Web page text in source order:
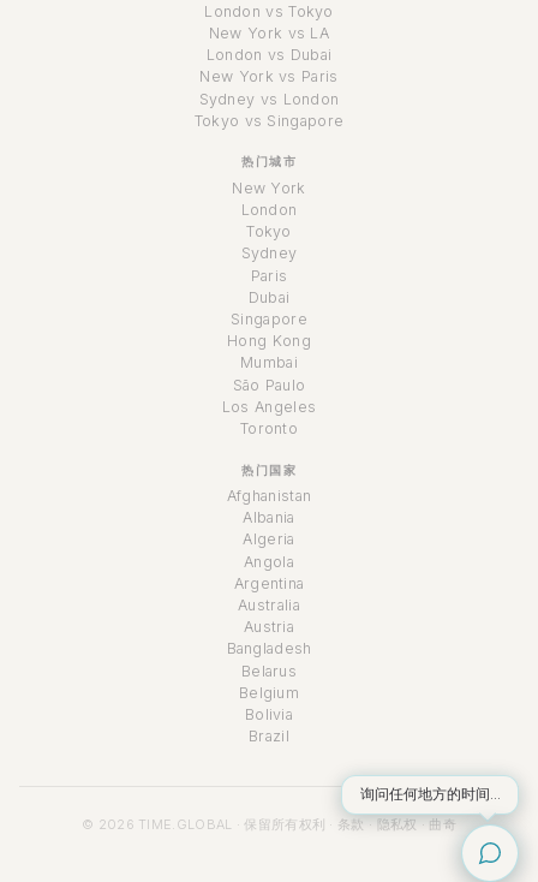
London vs Tokyo
New York vs LA
London vs Dubai
New York vs Paris
Sydney vs London
Tokyo vs Singapore
热门城市
New York
London
Tokyo
Sydney
Paris
Dubai
Singapore
Hong Kong
Mumbai
São Paulo
Los Angeles
Toronto
热门国家
Afghanistan
Albania
Algeria
Angola
Argentina
Australia
Austria
Bangladesh
Belarus
Belgium
Bolivia
Brazil
© 2026 TIME.GLOBAL · 保留所有权利 · 条款 · 隐私权 · 曲奇
询问任何地方的时间...